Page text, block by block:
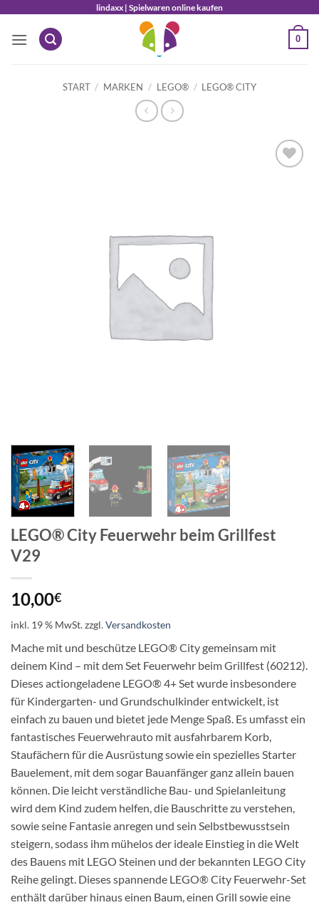
springen
lindaxx | Spielwaren online kaufen
0
START / MARKEN / LEGO® / LEGO® CITY
LEGO® City Feuerwehr beim Grillfest
V29
10,00€
inkl. 19 % MwSt.zzgl.Versandkosten
Mache mit und beschütze LEGO® City gemeinsam mit
deinem Kind – mit dem Set Feuerwehr beim Grillfest (60212).
Dieses actiongeladene LEGO® 4+ Set wurde insbesondere
für Kindergarten- und Grundschulkinder entwickelt, ist
einfach zu bauen und bietet jede Menge Spaß. Es umfasst ein
fantastisches Feuerwehrauto mit ausfahrbarem Korb,
Staufächern für die Ausrüstung sowie ein spezielles Starter
Bauelement, mit dem sogar Bauanfänger ganz allein bauen
können. Die leicht verständliche Bau- und Spielanleitung
wird dem Kind zudem helfen, die Bauschritte zu verstehen,
sowie seine Fantasie anregen und sein Selbstbewusstsein
steigern, sodass ihm mühelos der ideale Einstieg in die Welt
des Bauens mit LEGO Steinen und der bekannten LEGO City
Reihe gelingt. Dieses spannende LEGO® City Feuerwehr-Set
enthält darüber hinaus einen Baum, einen Grill sowie eine